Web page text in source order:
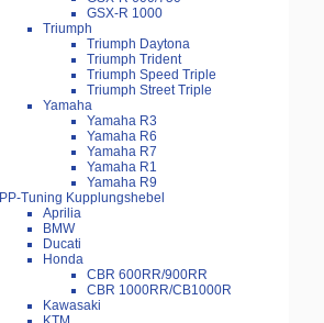
GSX-R 1000
Triumph
Triumph Daytona
Triumph Trident
Triumph Speed Triple
Triumph Street Triple
Yamaha
Yamaha R3
Yamaha R6
Yamaha R7
Yamaha R1
Yamaha R9
PP-Tuning Kupplungshebel
Aprilia
BMW
Ducati
Honda
CBR 600RR/900RR
CBR 1000RR/CB1000R
Kawasaki